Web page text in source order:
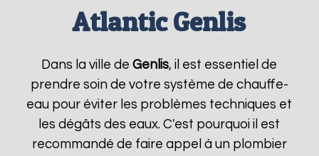
Atlantic Genlis
Dans la ville deGenlis, il est essentiel de
prendre soin de votre système de chauffe-
eau pour éviter les problèmes techniques et
les dégâts des eaux. C'est pourquoi il est
recommandé de faire appel à un plombier